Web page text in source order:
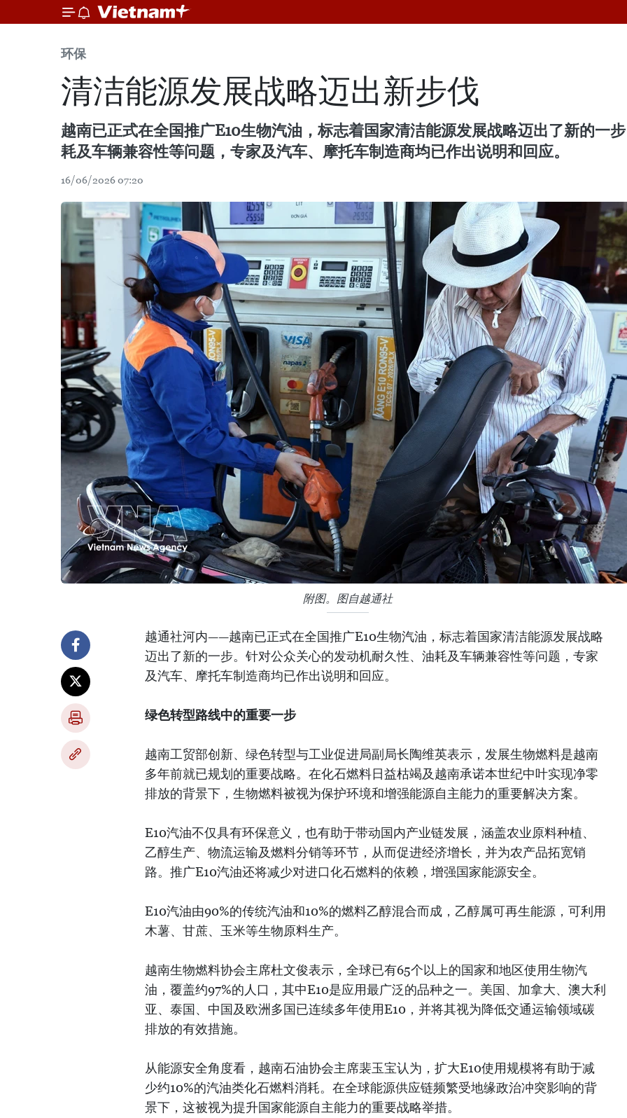
环保
清洁能源发展战略迈出新步伐
越南已正式在全国推广E10生物汽油，标志着国家清洁能源发展战略迈出了新的一
耗及车辆兼容性等问题，专家及汽车、摩托车制造商均已作出说明和回应。
16/06/2026 07:20
附图。图自越通社
越通社河内——越南已正式在全国推广E10生物汽油，标志着国家清洁能源发展战略
迈出了新的一步。针对公众关心的发动机耐久性、油耗及车辆兼容性等问题，专家
及汽车、摩托车制造商均已作出说明和回应。
绿色转型路线中的重要一步
越南工贸部创新、绿色转型与工业促进局副局长陶维英表示，发展生物燃料是越南
多年前就已规划的重要战略。在化石燃料日益枯竭及越南承诺本世纪中叶实现净零
排放的背景下，生物燃料被视为保护环境和增强能源自主能力的重要解决方案。
E10汽油不仅具有环保意义，也有助于带动国内产业链发展，涵盖农业原料种植、
乙醇生产、物流运输及燃料分销等环节，从而促进经济增长，并为农产品拓宽销
路。推广E10汽油还将减少对进口化石燃料的依赖，增强国家能源安全。
E10汽油由90%的传统汽油和10%的燃料乙醇混合而成，乙醇属可再生能源，可利用
木薯、甘蔗、玉米等生物原料生产。
越南生物燃料协会主席杜文俊表示，全球已有65个以上的国家和地区使用生物汽
油，覆盖约97%的人口，其中E10是应用最广泛的品种之一。美国、加拿大、澳大利
亚、泰国、中国及欧洲多国已连续多年使用E10，并将其视为降低交通运输领域碳
排放的有效措施。
从能源安全角度看，越南石油协会主席裴玉宝认为，扩大E10使用规模将有助于减
少约10%的汽油类化石燃料消耗。在全球能源供应链频繁受地缘政治冲突影响的背
景下，这被视为提升国家能源自主能力的重要战略举措。